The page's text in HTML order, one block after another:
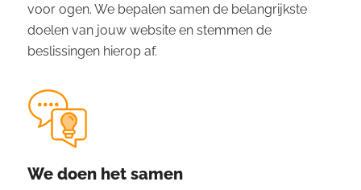
voor ogen. We bepalen samen de belangrijkste
doelen van jouw website en stemmen de
beslissingen hierop af.
We doen het samen